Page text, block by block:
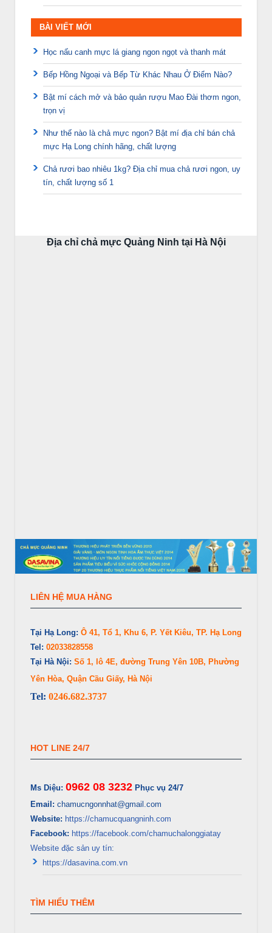
BÀI VIẾT MỚI
Học nấu canh mực lá giang ngon ngọt và thanh mát
Bếp Hồng Ngoại và Bếp Từ Khác Nhau Ở Điểm Nào?
Bật mí cách mở và bảo quản rượu Mao Đài thơm ngon,
trọn vị
Như thế nào là chả mực ngon? Bật mí địa chỉ bán chả
mực Hạ Long chính hãng, chất lượng
Chả rươi bao nhiêu 1kg? Địa chỉ mua chả rươi ngon, uy
tín, chất lượng số 1
Địa chỉ chả mực Quảng Ninh tại Hà Nội
LIÊN HỆ MUA HÀNG
Tại Hạ Long: Ô 41, Tổ 1, Khu 6, P. Yết Kiêu, TP. Hạ Long
Tel: 02033828558
Tại Hà Nội: Số 1, lô 4E, đường Trung Yên 10B, Phường
Yên Hòa, Quận Cầu Giấy, Hà Nội
Tel: 0246.682.3737
HOT LINE 24/7
Ms Diệu: 0962 08 3232 Phục vụ 24/7
Email: chamucngonnhat@gmail.com
Website: https://chamucquangninh.com
Facebook: https://facebook.com/chamuchalonggiatay
Website đặc sản uy tín:
https://dasavina.com.vn
TÌM HIỂU THÊM